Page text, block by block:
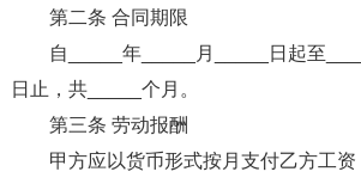
第二条 合同期限
自_____年_____月_____日起至
日止，共_____个月。
第三条 劳动报酬
甲方应以货币形式按月支付乙方工资